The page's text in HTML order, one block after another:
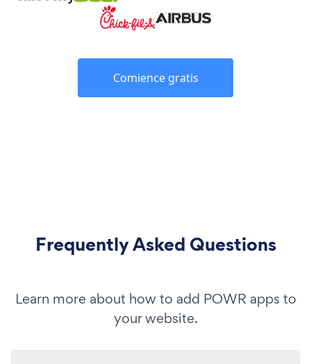
Comience gratis
Frequently Asked Questions
Learn more about how to add POWR apps to
your website.